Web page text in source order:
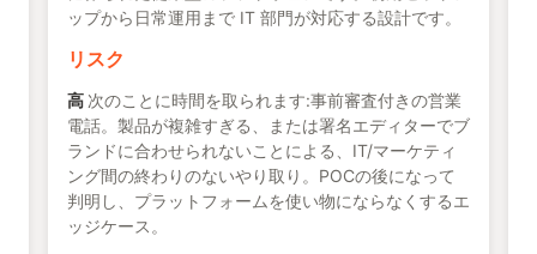
ップから日常運用まで IT 部門が対応する設計です。
リスク
高 次のことに時間を取られます:事前審査付きの営業
電話。製品が複雑すぎる、または署名エディターでブ
ランドに合わせられないことによる、IT/マーケティ
ング間の終わりのないやり取り。POCの後になって
判明し、プラットフォームを使い物にならなくするエ
ッジケース。